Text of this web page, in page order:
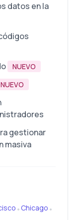
datos en la
NUEVO
NUEVO
gestionar
masiva
• Chicago •